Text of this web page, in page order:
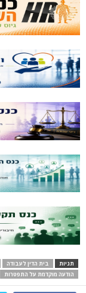
תגיות בית הדין לעבודה
הודעה מוקדמת על התפטרות